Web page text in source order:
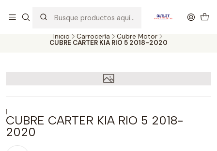
probados con altos estándares de calidad.
Inicio Carrocería Cubre Motor
CUBRE CARTER KIA RIO 5 2018-2020
|
CUBRE CARTER KIA RIO 5 2018-
2020